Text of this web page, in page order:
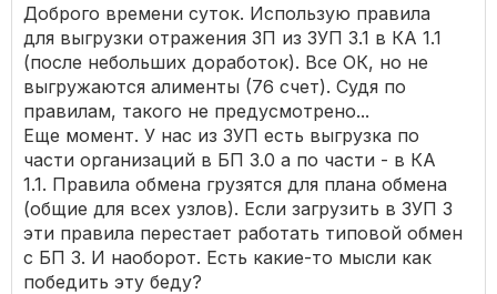
Доброго времени суток. Использую правила
для выгрузки отражения ЗП из ЗУП 3.1 в КА 1.1
(после небольших доработок). Все ОК, но не
выгружаются алименты (76 счет). Судя по
правилам, такого не предусмотрено...
Еще момент. У нас из ЗУП есть выгрузка по
части организаций в БП 3.0 а по части - в КА
1.1. Правила обмена грузятся для плана обмена
(общие для всех узлов). Если загрузить в ЗУП 3
эти правила перестает работать типовой обмен
с БП 3. И наоборот. Есть какие-то мысли как
победить эту беду?